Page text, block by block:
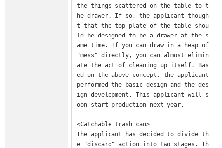
the things scattered on the table to t
he drawer. If so, the applicant though
t that the top plate of the table shou
ld be designed to be a drawer at the s
ame time. If you can draw in a heap of
"mess" directly, you can almost elimin
ate the act of cleaning up itself. Bas
ed on the above concept, the applicant
performed the basic design and the des
ign development. This applicant will s
oon start production next year.
<Catchable trash can>
The applicant has decided to divide th
e "discard" action into two stages. Th